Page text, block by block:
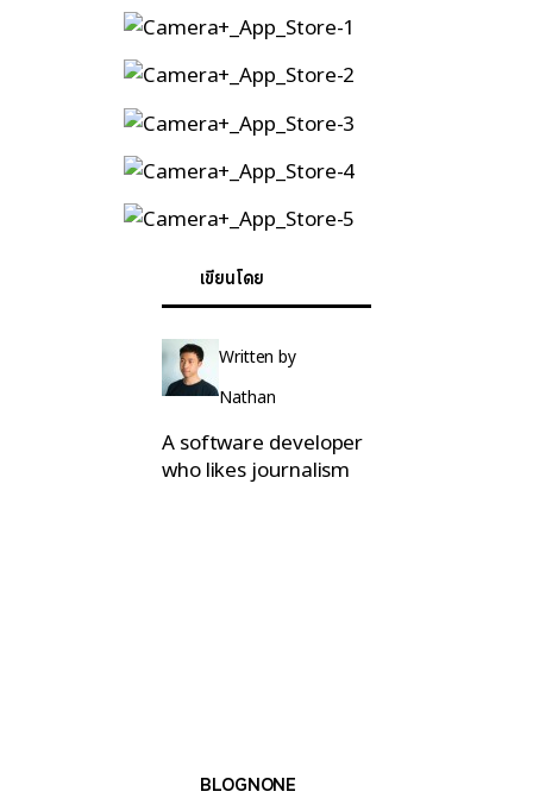
เขียนโดย
Written by
Nathan
A software developer
who likes journalism
BLOGNONE